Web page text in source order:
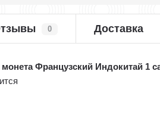
0 Доставка
монета Французский Индокитай 1